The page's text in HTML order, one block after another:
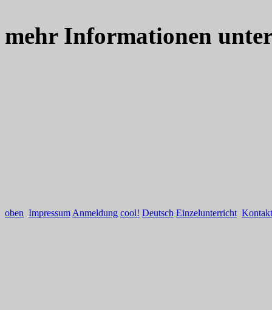
mehr Informationen
oben Impressum Anmeldung cool! Deutsch Einzelunterricht Kontakt